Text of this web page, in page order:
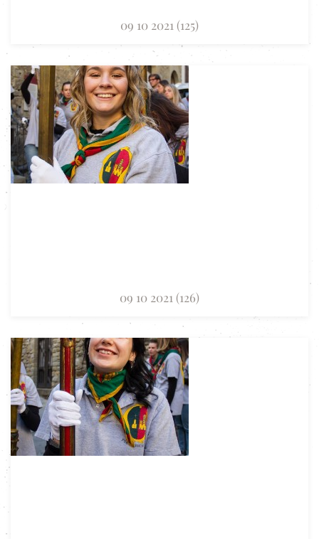
09 10 2021 (125)
09 10 2021 (126)